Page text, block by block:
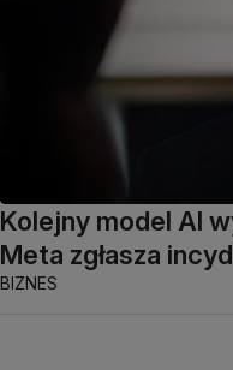
Kolejny model AI
Meta zgłasza
BIZNES